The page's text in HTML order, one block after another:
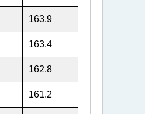
163.9
163.4
162.8
161.2